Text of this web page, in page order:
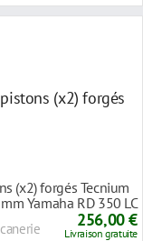
(x2) forgés Tecnium
Yamaha RD 350 LC
256,00 €
Livraison gratuite